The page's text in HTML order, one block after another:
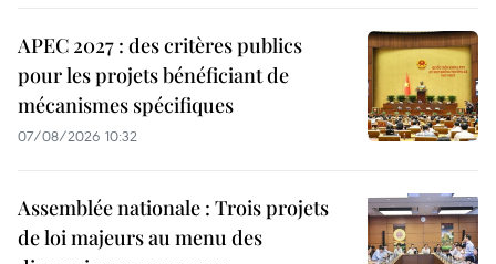
APEC 2027 : des critères publics
pour les projets bénéficiant de
mécanismes spécifiques
07/08/2026 10:32
Assemblée nationale : Trois projets
de loi majeurs au menu des